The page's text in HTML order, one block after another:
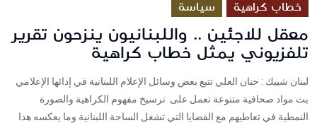
خطاب كراهية سياسة
معقل للاجئين .. واللبنانيون ينزحون تقرير
تلفزيوني يمثل خطاب كراهية
لبنان شييك : حنان العلي تتبع بعض وسائل الإعلام اللبنانية في إدائها الإعلامي
بث مواد صحافية متنوعة تعمل على ترسيخ مفهوم الكراهية والصورة
النمطية في تعاطيهم مع القضايا التي تشغل الساحة اللبنانية وما يعكسه هذا